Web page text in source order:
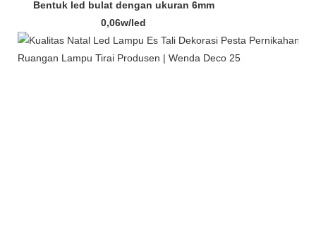
Bentuk led bulat dengan ukuran 6mm
0,06w/led